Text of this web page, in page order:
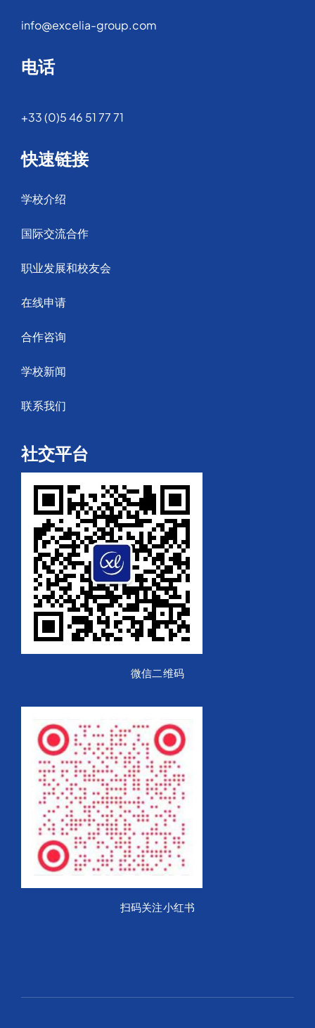
info@excelia-group.com
电话
+33 (0)5 46 51 77 71
快速链接
学校介绍
国际交流合作
职业发展和校友会
在线申请
合作咨询
学校新闻
联系我们
社交平台
微信二维码
扫码关注小红书